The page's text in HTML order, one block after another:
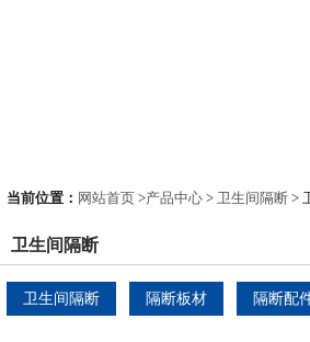
当前位置： 网站首页 >产品中心 > 卫生间隔断 >
卫生间隔断
卫生间隔断 隔断板材 隔断配